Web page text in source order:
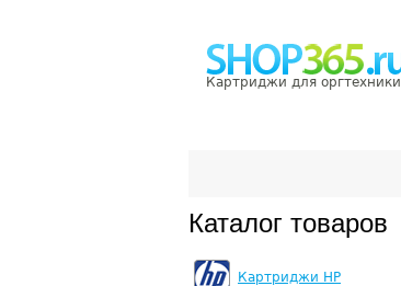
Картриджи для оргтехники
Каталог товаров
Картриджи HP